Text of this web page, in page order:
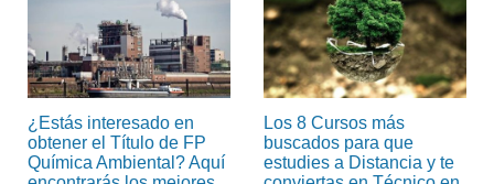
¿Estás interesado en
obtener el Título de FP
Química Ambiental? Aquí
Los 8 Cursos más
buscados para que
estudies a Distancia y te